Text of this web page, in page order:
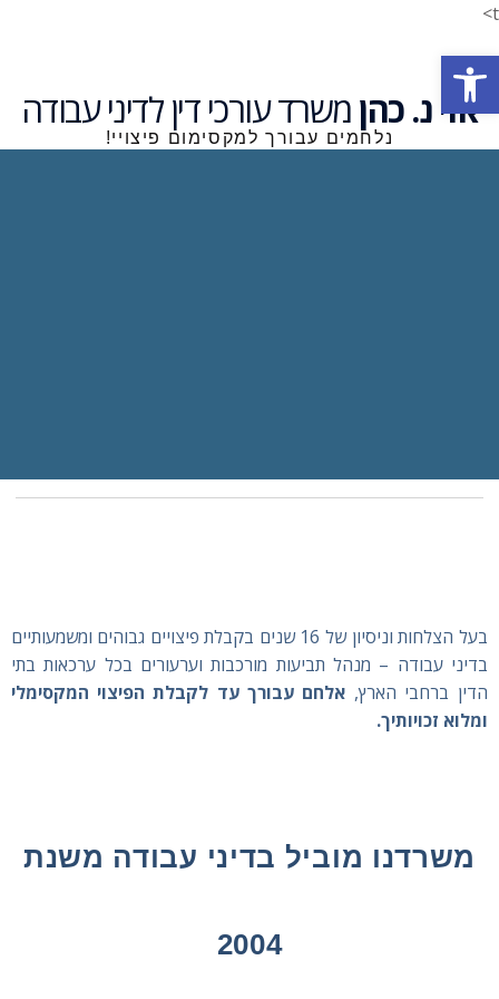
t>
אזי נ. כהןמשרד עורכי דין לדיני עבודה
נלחמים עבורך למקסימום פיצויי!
בעל הצלחות וניסיון של 16 שנים בקבלת פיצויים גבוהים ומשמעותיים
בדיני עבודה – מנהל תביעות מורכבות וערעורים בכל ערכאות בתי
הדין ברחבי הארץ, אלחם עבורך עד לקבלת הפיצוי המקסימלי
ומלוא זכויותיך.
משרדנו מוביל בדיני עבודה משנת
2004
פתח סרגל נגישות